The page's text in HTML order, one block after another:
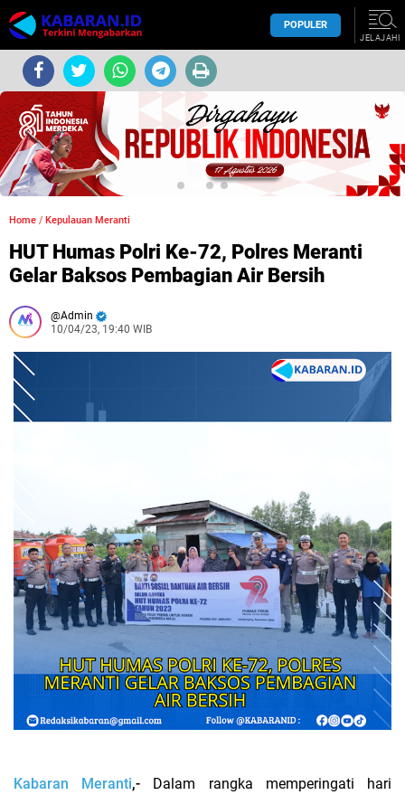
POPULER
JELAJAHI
Home / Kepulauan Meranti
HUT Humas Polri Ke-72, Polres Meranti
Gelar Baksos Pembagian Air Bersih
Admin
10/04/23, 19:40 WIB
Kabaran Meranti,- Dalam rangka memperingati hari